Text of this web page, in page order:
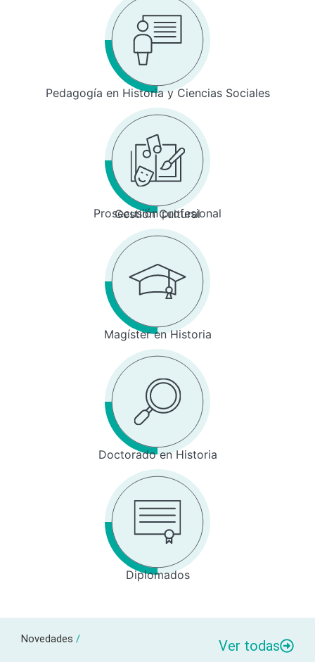
Pedagogía en Historia y Ciencias Sociales
Prosecusión profesional
Gestión Cultural
Magíster en Historia
Doctorado en Historia
Diplomados
Novedades / Ver todas